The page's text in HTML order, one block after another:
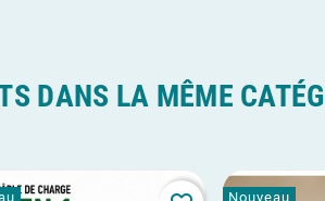
DANS LA MÊME
Nouveau